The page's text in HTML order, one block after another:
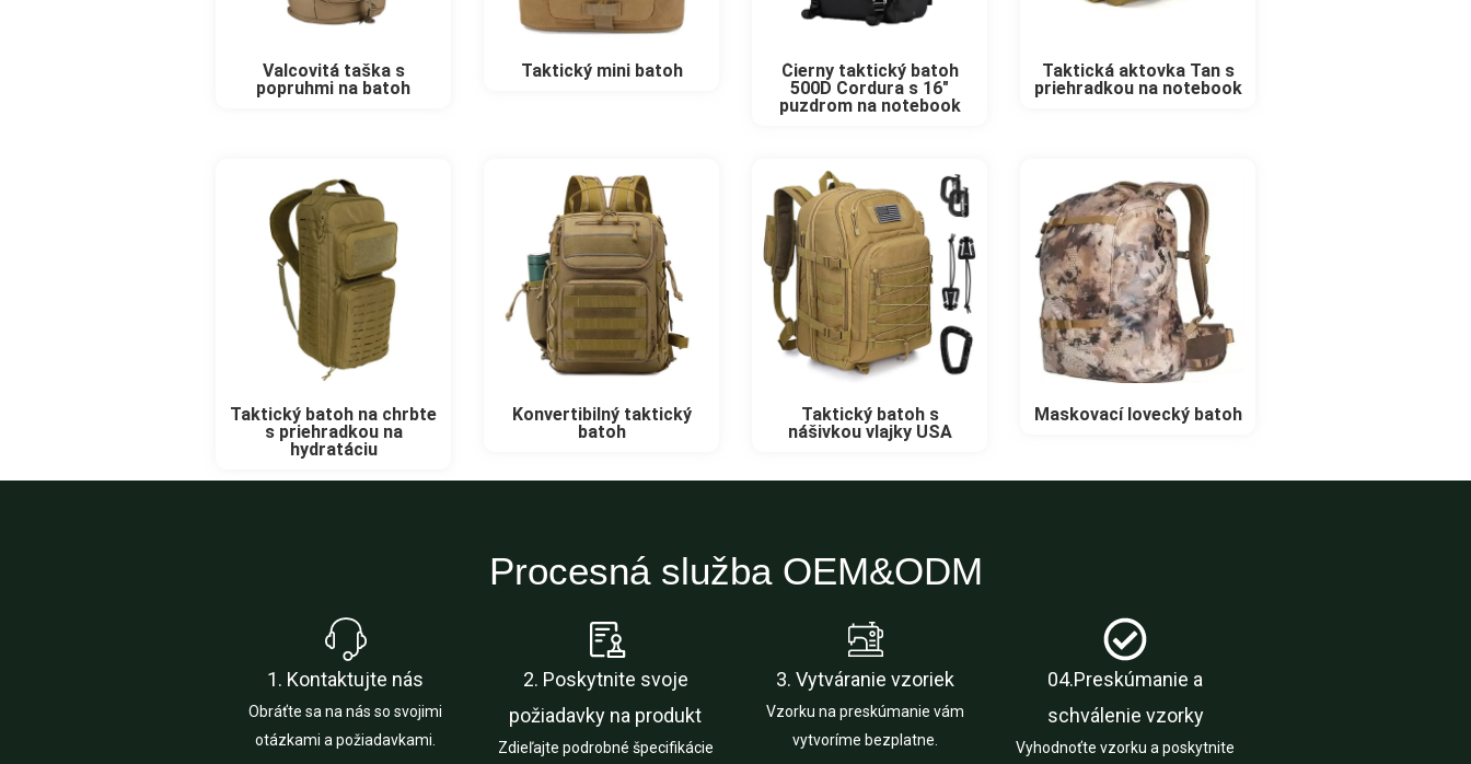
Valcovitá taška s
popruhmi na batoh
Taktický mini batoh
Čierny taktický batoh
500D Cordura s 16″
puzdrom na notebook
Taktická aktovka Tan s
priehradkou na notebook
Taktický batoh na chrbte
s priehradkou na
hydratáciu
Konvertibilný taktický
batoh
Taktický batoh s
nášivkou vlajky USA
Maskovací lovecký batoh
Procesná služba OEM&ODM
1. Kontaktujte nás
Obráťte sa na nás so svojimi
otázkami a požiadavkami.
2. Poskytnite svoje
požiadavky na produkt
Zdieľajte podrobné špecifikácie
3. Vytváranie vzoriek
Vzorku na preskúmanie vám
vytvoríme bezplatne.
04.Preskúmanie a
schválenie vzorky
Vyhodnoťte vzorku a poskytnite